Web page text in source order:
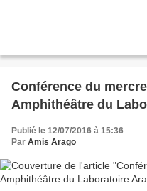
Conférence du
Amphithéâtre du
Publié le 12/07/2016 à 15:36
Par Amis Arago